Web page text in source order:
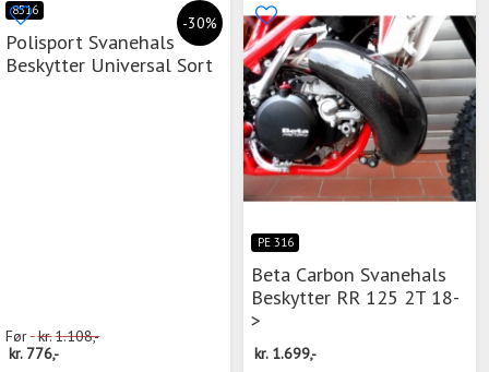
-30%
8516
Polisport Svanehals
Beskytter Universal Sort
Før kr.1.108,-
kr. 776,-
PE 316
Beta Carbon Svanehals
Beskytter RR 125 2T 18-
>
kr. 1.699,-